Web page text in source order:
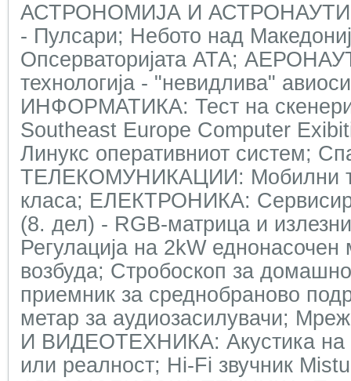
АСТРОНОМИЈА И
- Пулсари; Небото над
Опсерваторијата АТА;
технологија - "невидлива"
ИНФОРМАТИКА: Тест на
Southeast Europe Computer
Линукс оперативниот систем;
ТЕЛЕКОМУНИКАЦИИ: Мобилни
класа; ЕЛЕКТРОНИКА:
(8. дел) - RGB-матрица и
Регулација на 2kW еднонасочен
возбуда; Стробоскоп за
приемник за среднобраново
метар за аудиозасилувачи;
И ВИДЕОТЕХНИКА: Акустика на
или реалност; Hi-Fi звучник